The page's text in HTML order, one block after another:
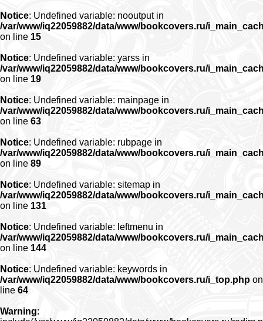
Notice: Undefined variable: nooutput in
/var/www/iq22059882/data/www/bookcovers.ru/
on line 15
Notice: Undefined variable: yarss in
/var/www/iq22059882/data/www/bookcovers.ru/
on line 19
Notice: Undefined variable: mainpage in
/var/www/iq22059882/data/www/bookcovers.ru/
on line 63
Notice: Undefined variable: rubpage in
/var/www/iq22059882/data/www/bookcovers.ru/
on line 89
Notice: Undefined variable: sitemap in
/var/www/iq22059882/data/www/bookcovers.ru/
on line 131
Notice: Undefined variable: leftmenu in
/var/www/iq22059882/data/www/bookcovers.ru/
on line 144
Notice: Undefined variable: keywords in
/var/www/iq22059882/data/www/bookcovers.ru/i_top.php on
line 64
Warning: